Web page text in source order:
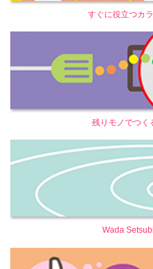
すぐに役立つカ
残りモノでつく
Wada